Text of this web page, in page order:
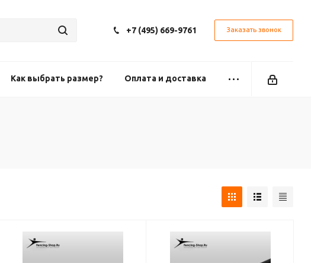
+7 (495) 669-9761 Заказать звонок
Как выбрать размер? Оплата и доставка